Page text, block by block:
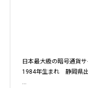
日本最大級の暗号通貨
1984年生まれ　静岡県